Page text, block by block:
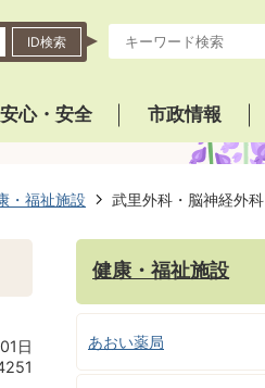
ID検索
安心・安全 市政情報
・福祉施設 武里外科・脳神経外科
日
健康・福祉施設
あおい薬局